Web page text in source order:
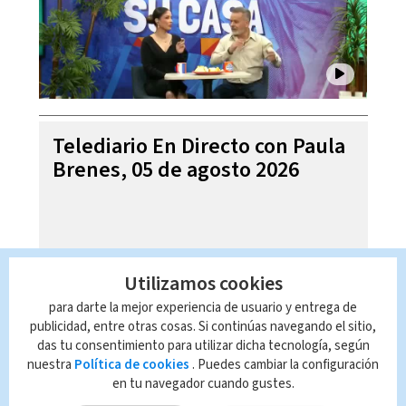
Telediario En Directo con Paula
Brenes, 05 de agosto 2026
Utilizamos cookies
para darte la mejor experiencia de usuario y entrega de
publicidad, entre otras cosas. Si continúas navegando el sitio,
das tu consentimiento para utilizar dicha tecnología, según
nuestra Política de cookies . Puedes cambiar la configuración
en tu navegador cuando gustes.